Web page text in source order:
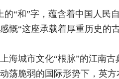
“和”字，蕴含着中国人民
慨“这座承载着厚重历史的
海城市文化“根脉”的江南
荡脆弱的国际形势下，英